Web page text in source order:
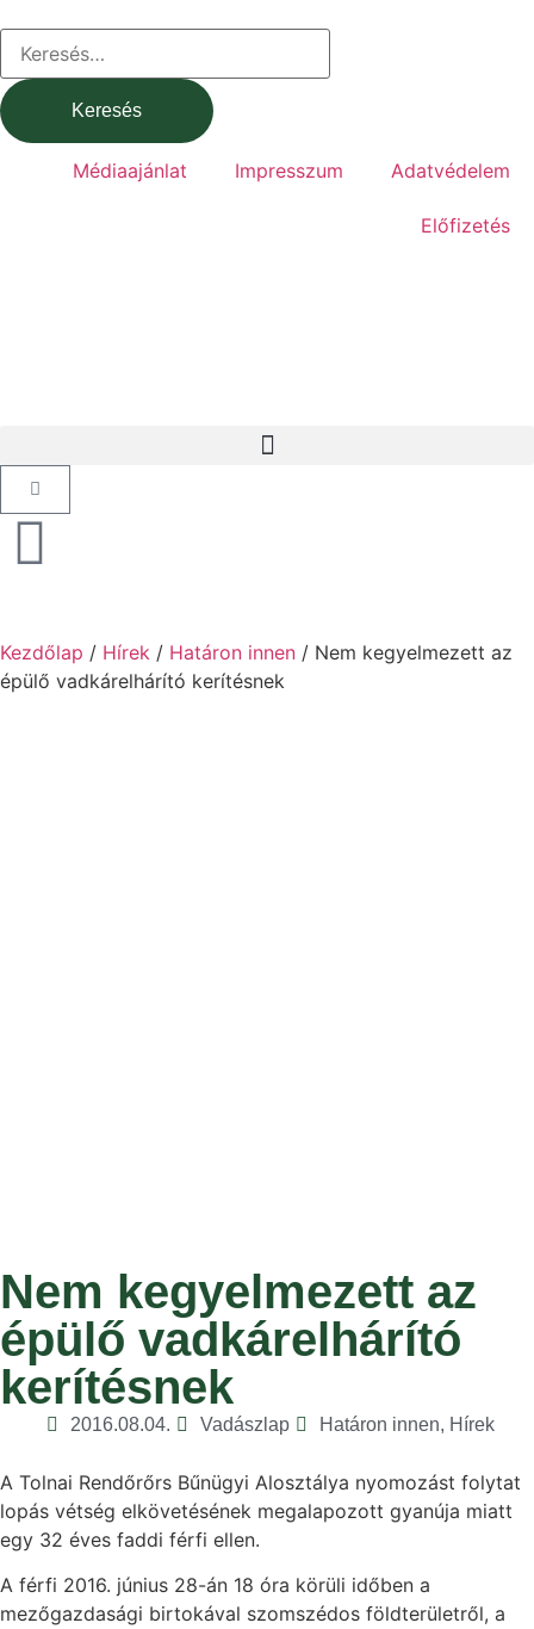
Médiaajánlat Impresszum Adatvédelem
Előfizetés
Kezdőlap / Hírek / Határon innen / Nem kegyelmezett az
épülő vadkárelhárító kerítésnek
Nem kegyelmezett az
épülő vadkárelhárító
kerítésnek
2016.08.04. Vadászlap Határon innen, Hírek
A Tolnai Rendőrőrs Bűnügyi Alosztálya nyomozást folytat
lopás vétség elkövetésének megalapozott gyanúja miatt
egy 32 éves faddi férfi ellen.
A férfi 2016. június 28-án 18 óra körüli időben a
mezőgazdasági birtokával szomszédos földterületről, a